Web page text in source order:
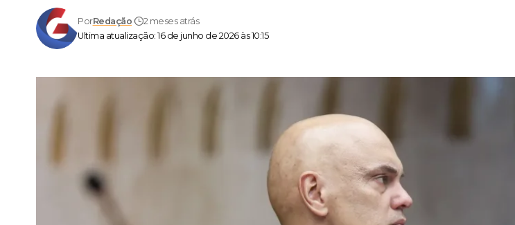
Ultima atualização: 16 de junho de 2026 às 10:15
PorRedação 2 meses atrás